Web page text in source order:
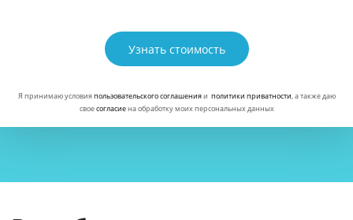
Узнать стоимость
Я принимаю условияпользовательского соглашенияи политики приватности, а также даю
своесогласиена обработку моих персональных данных